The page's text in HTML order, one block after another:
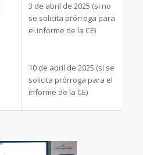
3 de abril de 2025 (si no
se solicita prórroga para
el informe de la CE)
10 de abril de 2025 (si se
solicita prórroga para el
informe de la CE)